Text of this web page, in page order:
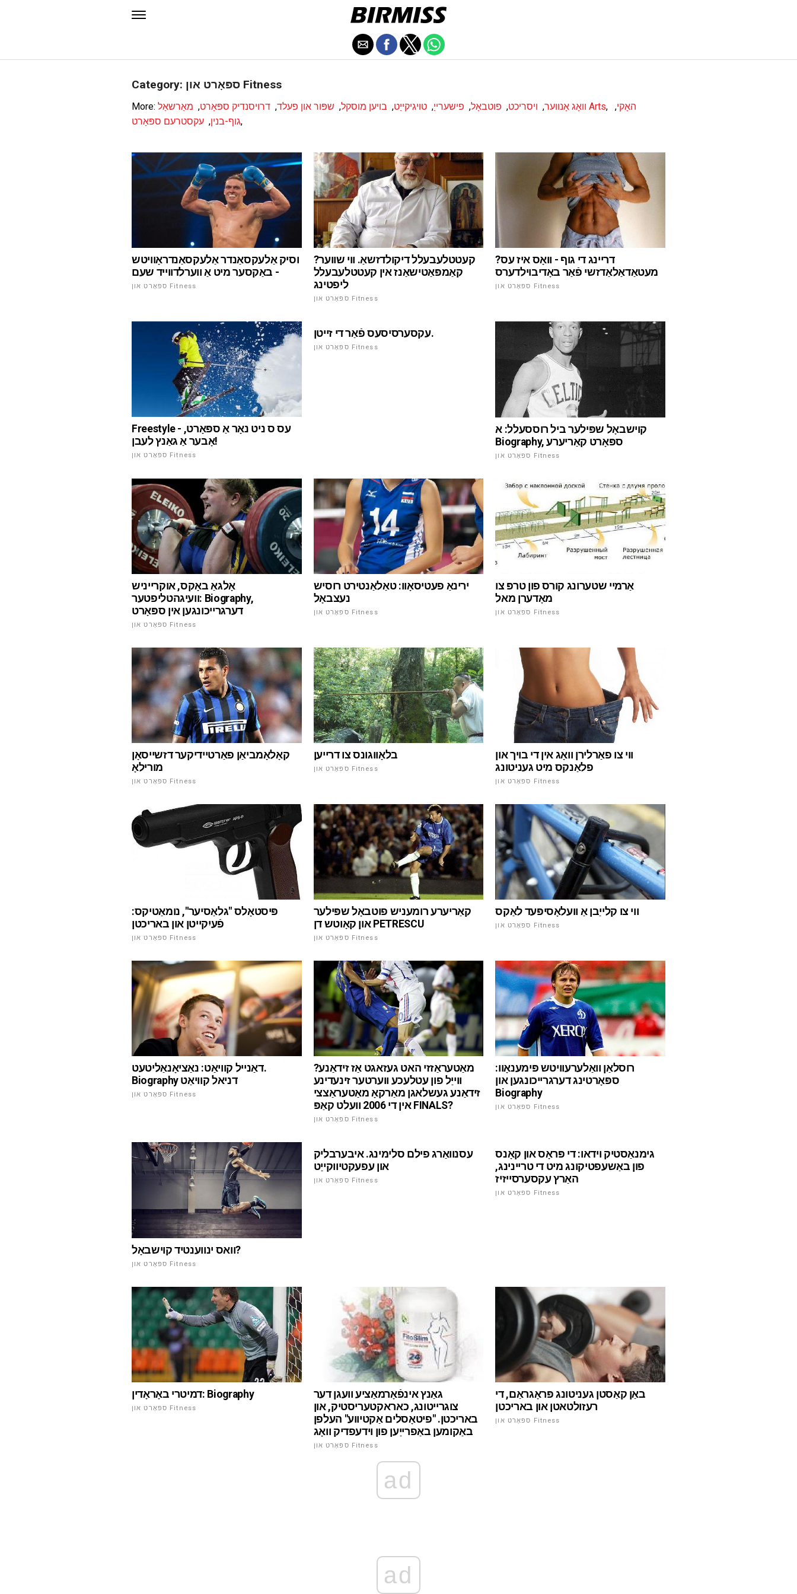
Category: ספּאָרט און Fitness
More: וואָג אָנווער, ויסריכט, פוטבאָל, פישערייַ, טויגיקייַט, בויען מוסקל, שפּור און פעלד, דרויסנדיק ספּאָרט, מאַרשאַל Arts, האָקי,
גוף-בנין, עקסטרעם ספּאָרט ,
וסיק אַלעקסאַנדר אַלעקסאַנדראָוויטש
- באַקסער מיט אַ ווערלדווייד שעם
ספּאָרט און Fitness
קעטטלעבעלל דיקולדזשאַ. ווי שווער?
קאַמפּאַטישאַנז אין קעטטלעבעלל
ליפטינג
ספּאָרט און Fitness
דריינג די גוף - וואָס איז עס?
מעטאַדאַלאַדזשי פֿאַר באָדיבוילדערס
ספּאָרט און Fitness
Freestyle - עס ס ניט נאָר אַ ספּאָרט,
אָבער אַ גאַנץ לעבן!
ספּאָרט און Fitness
עקסערסיסעס פֿאַר די זייטן.
ספּאָרט און Fitness
קוישבאָל שפּילער ביל רוססעלל: א
Biography, ספּאָרט קאַריערע
ספּאָרט און Fitness
אָלגאַ באָקס, אוקרייניש
וועיגהטליפטער: Biography,
דערגרייכונגען אין ספּאָרט
ספּאָרט און Fitness
ירינאַ פעטיסאָוו: טאַלאַנטירט רוסיש
נעצבאָל
ספּאָרט און Fitness
אַרמיי שטערונג קורס פון טרפּ צו
מאָדערן מאל
ספּאָרט און Fitness
קאָלאָמביאַן פאַרטיידיקער דזשייסאָן
מורילאָ
ספּאָרט און Fitness
בלאָווגונס צו דרייען
ספּאָרט און Fitness
ווי צו פאַרלירן וואָג אין די בויך און
פלאַנקס מיט געניטונג
ספּאָרט און Fitness
פּיסטאָלס "גלאַסיער", נומאַטיקס:
פֿעיִקייטן און באריכטן
ספּאָרט און Fitness
קאַריערע רומעניש פוטבאָל שפּילער
און קאָוטש דן PETRESCU
ספּאָרט און Fitness
ווי צו קלייַבן אַ וועלאָסיפּעד לאַקס
ספּאָרט און Fitness
דאַנייל קוויאַט: נאַציאָנאַליטעט.
Biography דניאל קוויאַט
ספּאָרט און Fitness
מאַטעראַזזי האט געזאגט אַז זידאַנע?
ווייַל פון עטלעכע ווערטער זינעדינע
זידאַנע געשלאגן מאַרקאָ מאַטעראַצצי
אין די 2006 וועלט קאַפּ FINALS?
ספּאָרט און Fitness
רוסלאַן וואַלערעוויטש פּימענאָוו:
ספּאָרטינג דערגרייכונגען און
Biography
ספּאָרט און Fitness
וואס ינווענטיד קוישבאָל?
ספּאָרט און Fitness
עסנוואַרג פילם סלימינג. איבערבליק
און עפעקטיווקייַט
ספּאָרט און Fitness
גימנאַסטיק וידאו: די פּראָס און קאָנס
פון באַשעפטיקונג מיט די טריינינג,
האַרץ עקסערסייזיז
ספּאָרט און Fitness
דמיטרי באָראָדין: Biography
ספּאָרט און Fitness
גאַנץ אינפֿאָרמאַציע וועגן דער
צוגרייטונג, כאראקטעריסטיק, און
באריכטן. "פיטאָסלים אַקטיווע" העלפן
באַקומען באַפרייַען פון וידעפדיק וואָג
ספּאָרט און Fitness
באַן קאַסטן געניטונג פּראָגראַם, די
רעזולטאטן און באריכטן
ספּאָרט און Fitness
ad
ad